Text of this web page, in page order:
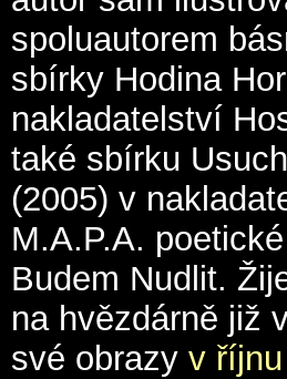
spoluautorem
sbírky Hodina
nakladatelství
také sbírku
(2005) v
M.A.P.A.
Budem Nudlit.
na hvězdárně již
své obrazy v